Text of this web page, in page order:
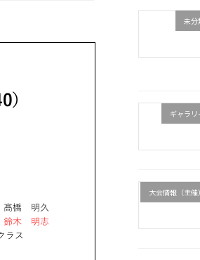
未分
ギャラリ
大会情報（主催）